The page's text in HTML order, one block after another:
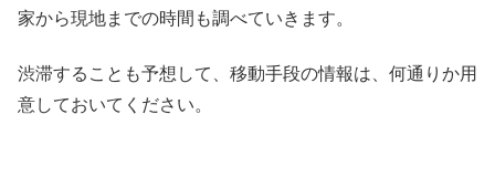
家から現地までの時間も調べていきます。
渋滞することも予想して、移動手段の情報は、何通りか用
意しておいてください。